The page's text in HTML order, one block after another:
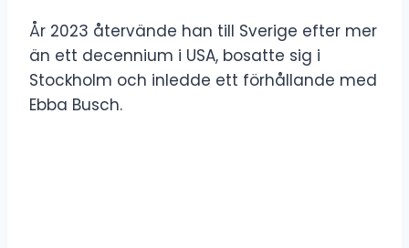
År 2023 återvände han till Sverige efter mer
än ett decennium i USA, bosatte sig i
Stockholm och inledde ett förhållande med
Ebba Busch.